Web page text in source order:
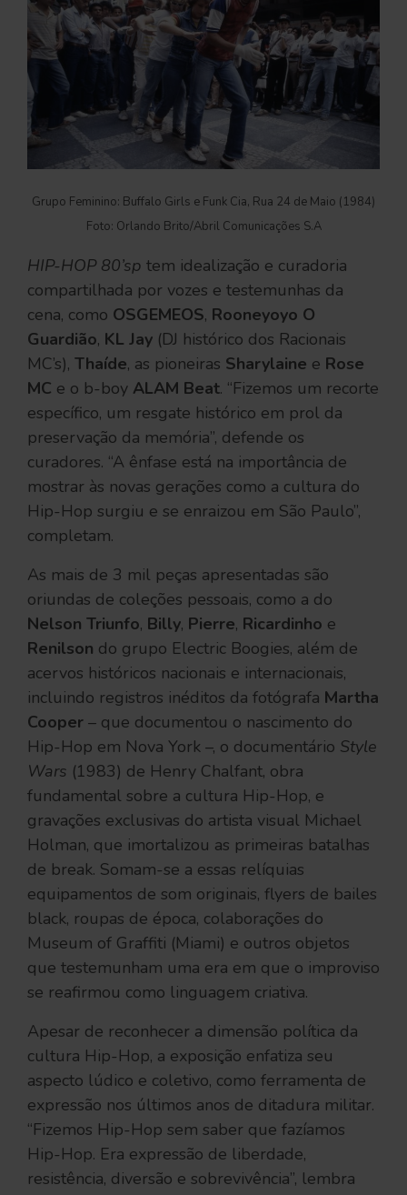
Grupo Feminino: Buffalo Girls e Funk Cia, Rua 24 de Maio (1984)
Foto: Orlando Brito/Abril Comunicações S.A
HIP-HOP 80’sp tem idealização e curadoria
compartilhada por vozes e testemunhas da
cena, como OSGEMEOS, Rooneyoyo O
Guardião, KL Jay (DJ histórico dos Racionais
MC’s), Thaíde, as pioneiras Sharylaine e Rose
MC e o b-boy ALAM Beat. “Fizemos um recorte
específico, um resgate histórico em prol da
preservação da memória”, defende os
curadores. “A ênfase está na importância de
mostrar às novas gerações como a cultura do
Hip-Hop surgiu e se enraizou em São Paulo”,
completam.
As mais de 3 mil peças apresentadas são
oriundas de coleções pessoais, como a do
Nelson Triunfo, Billy, Pierre, Ricardinho e
Renilson do grupo Electric Boogies, além de
acervos históricos nacionais e internacionais,
incluindo registros inéditos da fotógrafa Martha
Cooper – que documentou o nascimento do
Hip-Hop em Nova York –, o documentário Style
Wars (1983) de Henry Chalfant, obra
fundamental sobre a cultura Hip-Hop, e
gravações exclusivas do artista visual Michael
Holman, que imortalizou as primeiras batalhas
de break. Somam-se a essas relíquias
equipamentos de som originais, flyers de bailes
black, roupas de época, colaborações do
Museum of Graffiti (Miami) e outros objetos
que testemunham uma era em que o improviso
se reafirmou como linguagem criativa.
Apesar de reconhecer a dimensão política da
cultura Hip-Hop, a exposição enfatiza seu
aspecto lúdico e coletivo, como ferramenta de
expressão nos últimos anos de ditadura militar.
“Fizemos Hip-Hop sem saber que fazíamos
Hip-Hop. Era expressão de liberdade,
resistência, diversão e sobrevivência”, lembra